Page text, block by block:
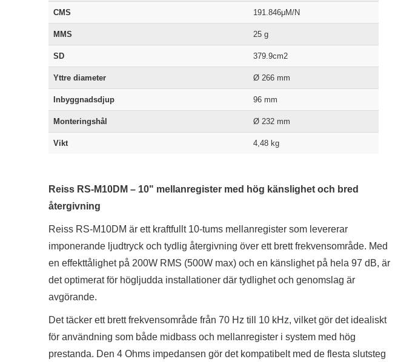
CMS 191.846μM/N
MMS 25 g
SD 379.9cm2
Yttre diameter Ø 266 mm
Inbyggnadsdjup 96 mm
Monteringshål Ø 232 mm
Vikt 4,48 kg
Reiss RS-M10DM – 10" mellanregister med hög känslighet och bred
återgivning
Reiss RS-M10DM är ett kraftfullt 10-tums mellanregister som levererar
imponerande ljudtryck och tydlig återgivning över ett brett frekvensområde. Med
en effekttålighet på 200W RMS (500W max) och en känslighet på hela 97 dB, är
det optimerat för högljudda installationer där tydlighet och genomslag är
avgörande.
Det täcker ett brett frekvensområde från 70 Hz till 10 kHz, vilket gör det idealiskt
för användning som både midbass och mellanregister i system med hög
prestanda. Den 4 Ohms impedansen gör det kompatibelt med de flesta slutsteg